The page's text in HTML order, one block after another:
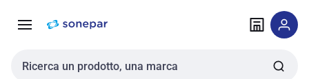
navigazione alla
Cerca input